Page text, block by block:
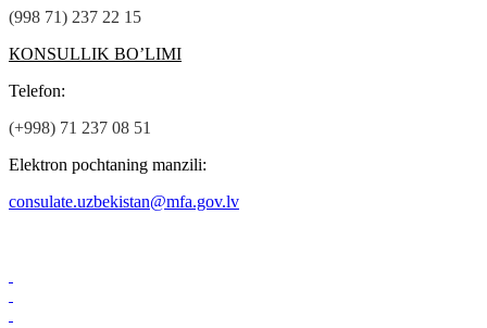
(998 71) 237 22 15
КОNSULLIK BO’LIMI
Теlefon:
(+998) 71 237 08 51
Elektron pochtaning manzili:
consulate.uzbekistan@mfa.gov.lv